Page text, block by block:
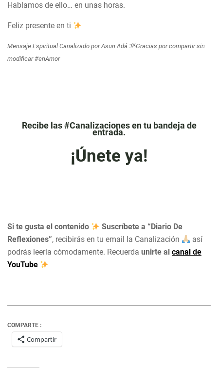
Hablamos de ello… en unas horas.
Feliz presente en ti
Mensaje Espiritual Canalizado por Asun Adá ૐGracias por compartir sin
modificar #enAmor
Recibe las #Canalizaciones en tu bandeja de
entrada.
¡Únete ya!
Si te gusta el contenido
Suscríbete a “Diario De
Reflexiones”, recibirás en tu email la Canalización
así
podrás leerla cómodamente. Recuerda unirte al canal de
YouTube
COMPARTE :
Compartir